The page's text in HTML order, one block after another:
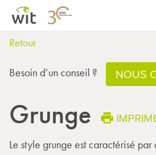
Retour
Besoin d’un conseil ? NOUS
Grunge
Le style grunge est caractérisé par